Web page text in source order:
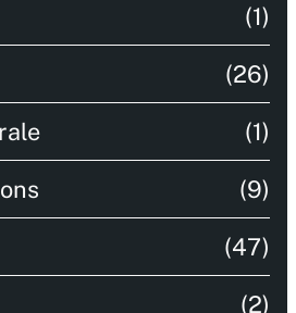
(1)
(26)
(1)
(9)
(47)
(2)